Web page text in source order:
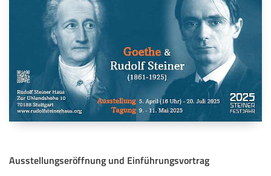
Ausstellungseröffnung und Einführungsvortrag